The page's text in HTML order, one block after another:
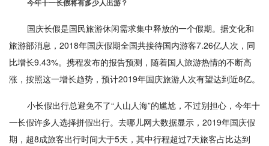
今年十一长假将有多少人出游？
国庆长假是国民旅游休闲需求集中释放的一个假期。据文化和
旅游部消息，2018年国庆假期全国共接待国内游客7.26亿人次，同
比增长9.43%。携程发布的报告预测，随着国人旅游热情的不断高
涨，按照这一增长趋势，预计2019年国庆旅游人次有望达到近8亿。
小长假出行总避免不了“人山人海”的尴尬，不过别担心，今年十
一长假许多人选择拼假出行。去哪儿网大数据显示，2019年国庆假
期，超8成旅客出行时间大于5天，其中行程超过7天旅客占比达到